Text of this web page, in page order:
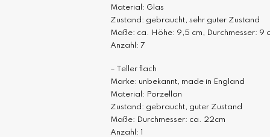
Material: Glas
Zustand: gebraucht, sehr guter Zustand
Maße: ca. Höhe: 9,5 cm, Durchmesser: 9
Anzahl: 7
– Teller flach
Marke: unbekannt, made in England
Material: Porzellan
Zustand: gebraucht, guter Zustand
Maße: Durchmesser: ca. 22cm
Anzahl: 1